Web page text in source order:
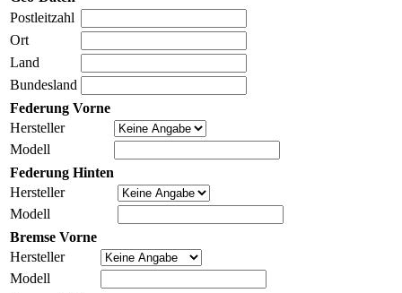
Postleitzahl
Ort
Land
Bundesland
Federung Vorne
Hersteller
Modell
Federung Hinten
Hersteller
Modell
Bremse Vorne
Hersteller
Modell